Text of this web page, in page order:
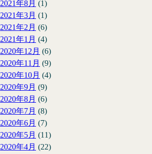
2021年8月 (1)
2021年3月 (1)
2021年2月 (6)
2021年1月 (4)
2020年12月 (6)
2020年11月 (9)
2020年10月 (4)
2020年9月 (9)
2020年8月 (6)
2020年7月 (8)
2020年6月 (7)
2020年5月 (11)
2020年4月 (22)